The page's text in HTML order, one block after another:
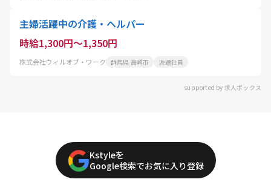
主婦活躍中の介護・ヘルパー
時給1,300円～1,350円
株式会社ウィルオブ・ワーク 群馬県 高崎市 派遣社員
supported by 求人ボックス
Kstyleを
Google検索でお気に入り登録